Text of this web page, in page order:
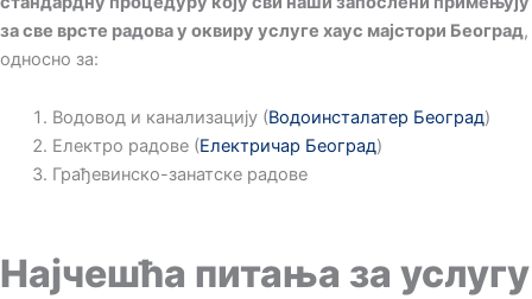
за све врсте радова у оквиру услуге хаус мајстори Београд,
односно за:
Водовод и канализацију (Водоинсталатер Београд)
Електро радове (Електричар Београд)
Грађевинско-занатске радове
Најчешћа питања за услугу